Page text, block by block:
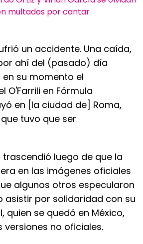
multados por cantar
un accidente. Una caída,
ahí del (pasado) día
su momento el
O'Farrili en Fórmula
en [la ciudad de] Roma,
tuvo que ser
luego de que la
en las imágenes oficiales
algunos otros especularon
asistir por solidaridad con su
quien se quedó en México,
no oficiales.